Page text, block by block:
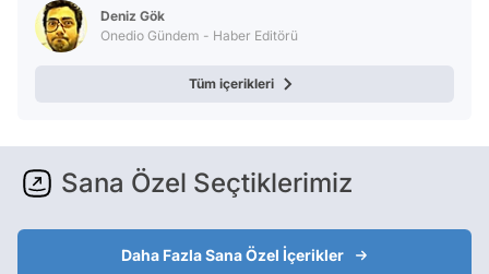
Deniz Gök
Onedio Gündem - Haber Editörü
Tüm içerikleri
Sana Özel Seçtiklerimiz
Daha Fazla Sana Özel İçerikler